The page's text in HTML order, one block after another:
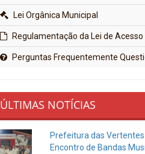
Lei Orgânica Municipal
Regulamentação da Lei de
Perguntas Frequentemente
ÚLTIMAS NOTÍCIAS
Prefeitura das
Encontro de Bandas